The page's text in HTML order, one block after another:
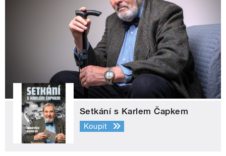
Setkání s Karlem Čapkem
Koupit